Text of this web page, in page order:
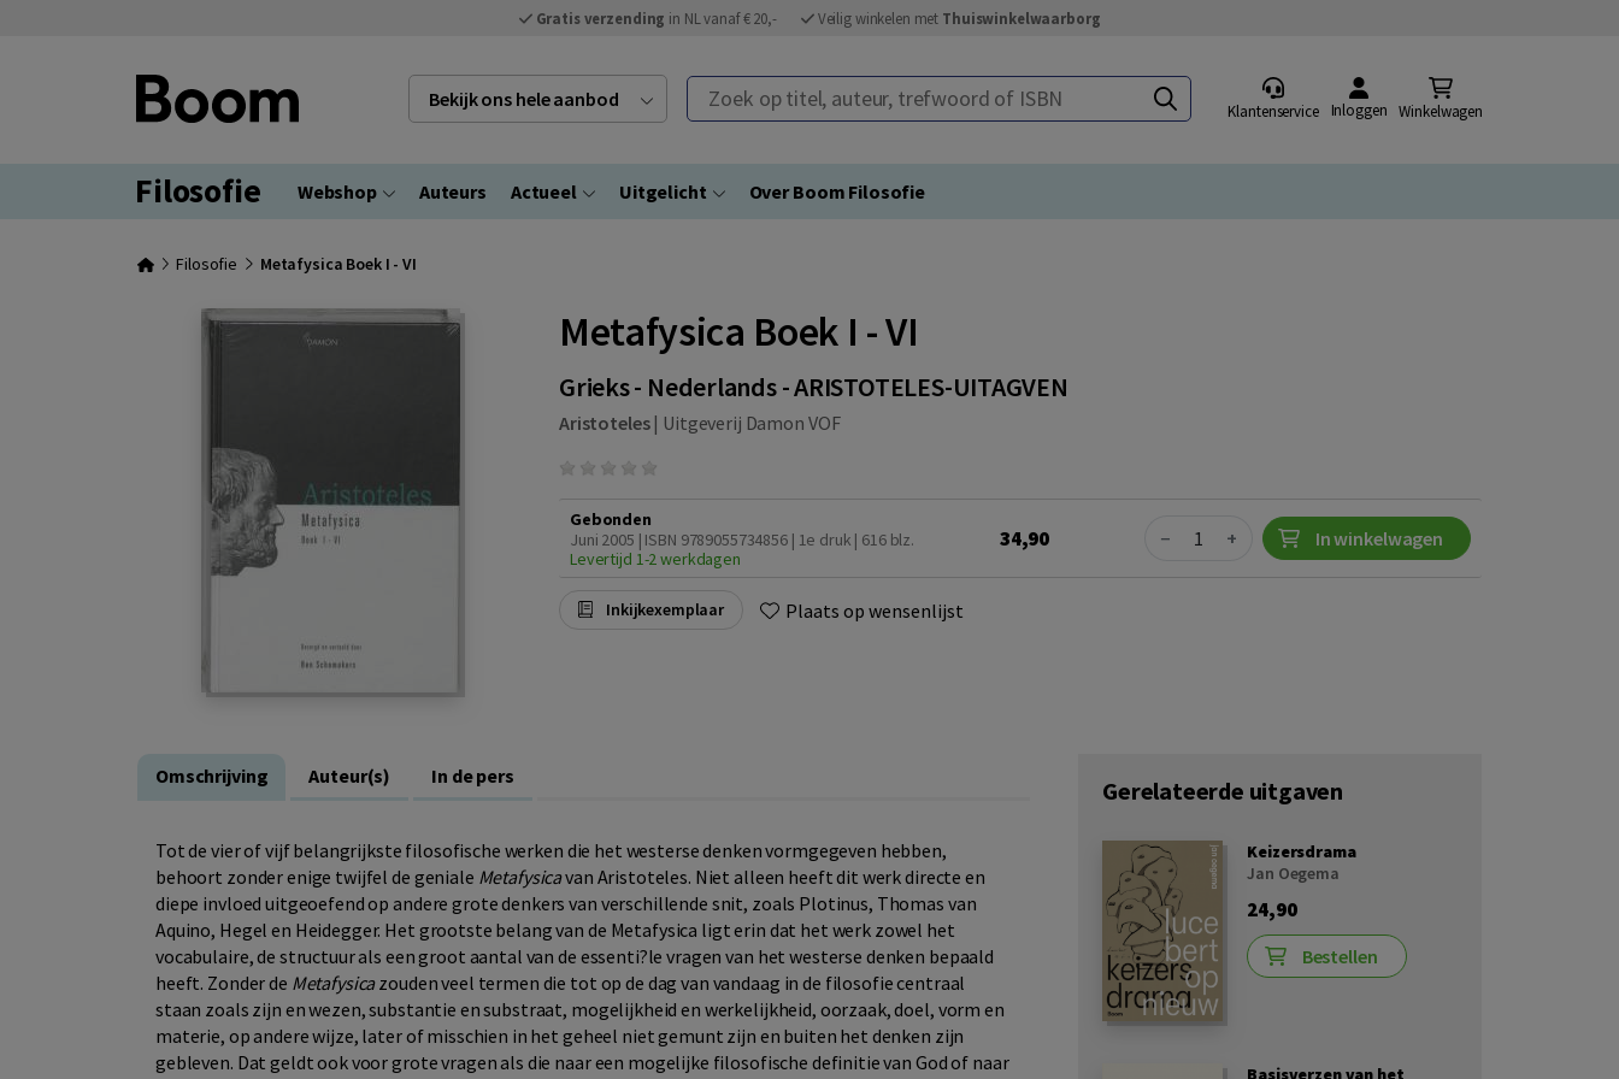
Gratis verzending in NL vanaf € 20,- Veilig winkelen met Thuiswinkelwaarborg
Bekijk ons hele aanbod Zoek op titel, auteur, trefwoord of ISBN
Klantenservice Inloggen Winkelwagen
Filosofie Webshop Auteurs Actueel Uitgelicht Over Boom Filosofie
Filosofie Metafysica Boek I - VI
Metafysica Boek I - VI
Grieks - Nederlands - ARISTOTELES-UITAGVEN
Aristoteles| Uitgeverij Damon VOF
Gebonden
Juni 2005 | ISBN 9789055734856 | 1e druk | 616 blz.
Levertijd 1-2 werkdagen
34,90 Quantity
− + In winkelwagen
Inkijkexemplaar Plaats op wensenlijst
Omschrijving Auteur(s) In de pers
Tot de vier of vijf belangrijkste filosofische werken die het westerse denken vormgegeven hebben,
behoort zonder enige twijfel de geniale Metafysicavan Aristoteles. Niet alleen heeft dit werk directe en
diepe invloed uitgeoefend op andere grote denkers van verschillende snit, zoals Plotinus, Thomas van
Aquino, Hegel en Heidegger. Het grootste belang van de Metafysica ligt erin dat het werk zowel het
vocabulaire, de structuur als een groot aantal van de essenti?le vragen van het westerse denken bepaald
heeft. Zonder de Metafysicazouden veel termen die tot op de dag van vandaag in de filosofie centraal
staan zoals zijn en wezen, substantie en substraat, mogelijkheid en werkelijkheid, oorzaak, doel, vorm en
materie, op andere wijze, later of misschien in het geheel niet gemunt zijn en buiten het denken zijn
gebleven. Dat geldt ook voor grote vragen als die naar een mogelijke filosofische definitie van God of naar
Gerelateerde uitgaven
Keizersdrama
Jan Oegema
24,90
Bestellen
Basisverzen van het